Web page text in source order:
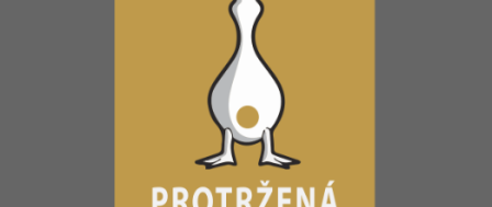
jsme přímý výrobce, žádný zprostředkovatel
Eshop s tradicí od roku 2010